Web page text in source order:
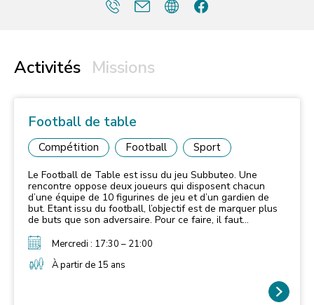
Activités Missions
Football de table
Compétition Football Sport
Le Football de Table est issu du jeu Subbuteo. Une
rencontre oppose deux joueurs qui disposent chacun
d’une équipe de 10 figurines de jeu et d’un gardien de
but. Etant issu du football, l’objectif est de marquer plus
de buts que son adversaire. Pour ce faire, il faut
glisser sur le terrain… L’attaquant qui fait évoluer le
ballon avec ses figurines doit éviter les figurines du
défenseur qui essaie par tous ses déplacements de le
Mercredi : 17:30 – 21:00
À partir de 15 ans